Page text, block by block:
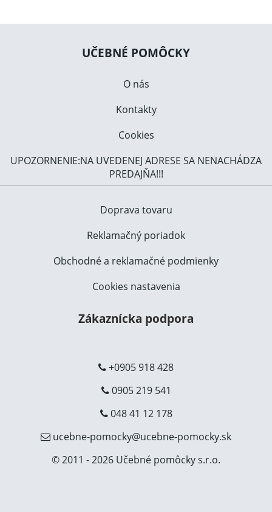
UČEBNÉ POMÔCKY
O nás
Kontakty
Cookies
UPOZORNENIE:NA UVEDENEJ ADRESE SA NENACHÁDZA
PREDAJŇA!!!
Doprava tovaru
Reklamačný poriadok
Obchodné a reklamačné podmienky
Cookies nastavenia
Zákaznícka podpora
+0905 918 428
0905 219 541
048 41 12 178
ucebne-pomocky@ucebne-pomocky.sk
© 2011 - 2026 Učebné pomôcky s.r.o.